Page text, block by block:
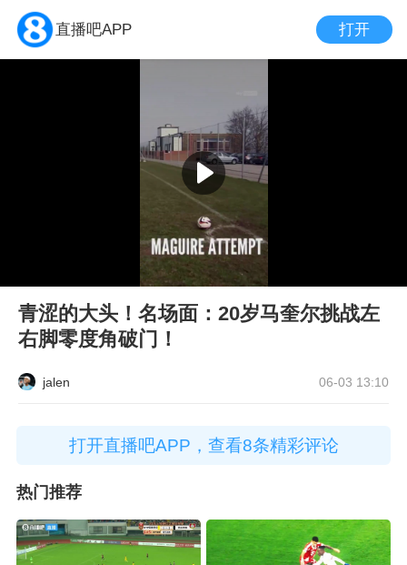
直播吧APP 打开
青涩的大头！名场面：20岁马奎尔挑战左
右脚零度角破门！
jalen 06-03 13:10
打开直播吧APP，查看8条精彩评论
热门推荐